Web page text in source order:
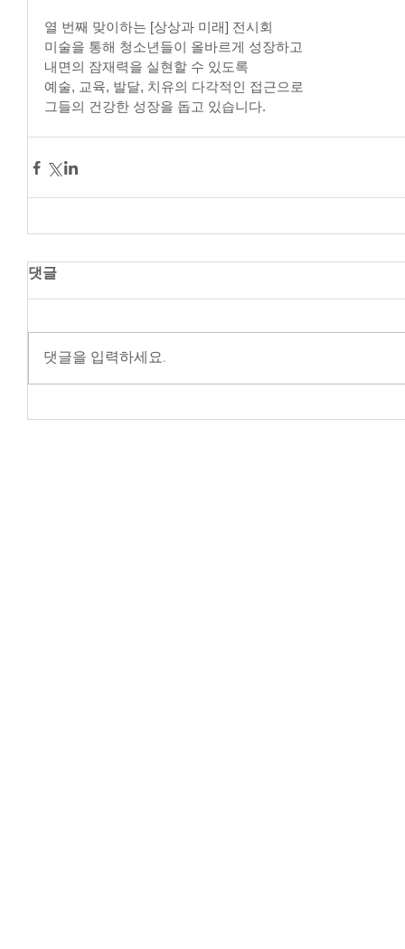
열 번째 맞이하는 [상상과 미래] 전시회
미술을 통해 청소년들이 올바르게 성장하고
내면의 잠재력을 실현할 수 있도록
예술, 교육, 발달, 치유의 다각적인 접근으로
그들의 건강한 성장을 돕고 있습니다.
댓글
댓글을 입력하세요.